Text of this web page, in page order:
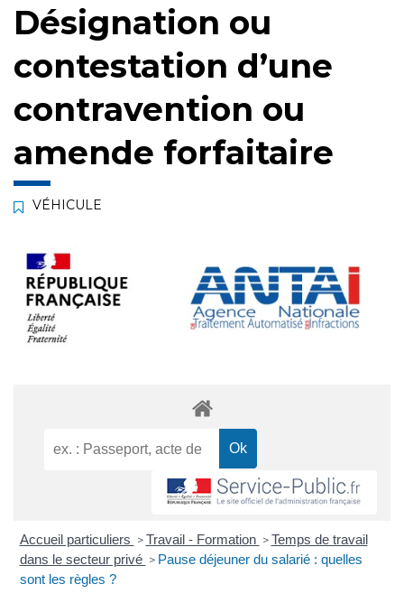
Désignation ou
contestation d’une
contravention ou
amende forfaitaire
VÉHICULE
Accueil particuliers > Travail - Formation > Temps de travail
dans le secteur privé > Pause déjeuner du salarié : quelles
sont les règles ?